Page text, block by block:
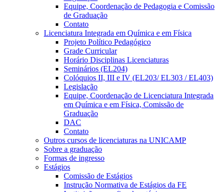
Equipe, Coordenação de Pedagogia e Comissão
de Graduação
Contato
Licenciatura Integrada em Química e em Física
Projeto Político Pedagógico
Grade Curricular
Horário Disciplinas Licenciaturas
Seminários (EL204)
Colóquios II, III e IV (EL203/ EL303 / EL403)
Legislação
Equipe, Coordenação de Licenciatura Integrada
em Química e em Física, Comissão de
Graduação
DAC
Contato
Outros cursos de licenciaturas na UNICAMP
Sobre a graduação
Formas de ingresso
Estágios
Comissão de Estágios
Instrução Normativa de Estágios da FE